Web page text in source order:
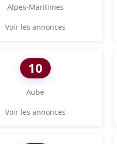
Alpes-Maritimes
Voir les annonces
10
Aube
Voir les annonces